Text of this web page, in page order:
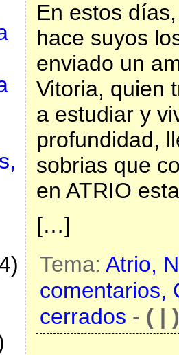
En estos
hace suyos
enviado un
Vitoria, quien
a estudiar y
profundidad,
sobrias que
en ATRIO
[…]
Tema: Atrio,
comentarios,
cerrados - ( | )